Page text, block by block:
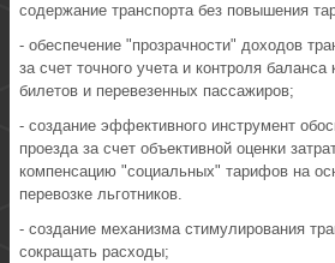
содержание транспорта без повышения
- обеспечение "прозрачности" доходов
за счет точного учета и контроля
билетов и перевезенных пассажиров;
- создание эффективного инструмент
проезда за счет объективной оценки
компенсацию "социальных" тарифов на
перевозке льготников.
- создание механизма стимулирования
сокращать расходы;